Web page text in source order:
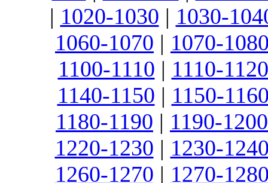
| 1020-1030 | 1030-
1060-1070 | 1070-
1100-1110 | 1110-1120
1140-1150 | 1150-
1180-1190 | 1190-1200
1220-1230 | 1230-
1260-1270 | 1270-